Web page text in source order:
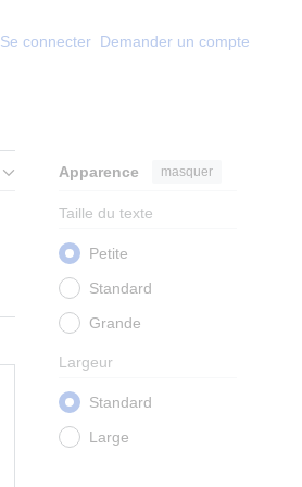
Se connecter Demander un compte
Apparence masquer
Taille du texte
Petite
Standard
Grande
Largeur
Standard
Large